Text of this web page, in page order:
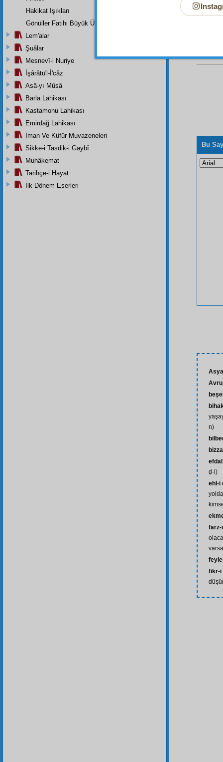
Bu
Asya
n)
efdal
ḍ-l)
ehl-i
farz-
fikr-i
Hakikat Işıkları
Gönüller Fatihi Büyük Üstada
Lem'alar
Şuâlar
Mesnevî-i Nuriye
İşârâtü'l-İ'câz
Asâ-yı Mûsâ
Barla Lahikası
Kastamonu Lahikası
Emirdağ Lahikası
İman Ve Küfür Muvazeneleri
Sikke-i Tasdik-i Gaybî
Muhâkemat
Tarihçe-i Hayat
İlk Dönem Eserleri